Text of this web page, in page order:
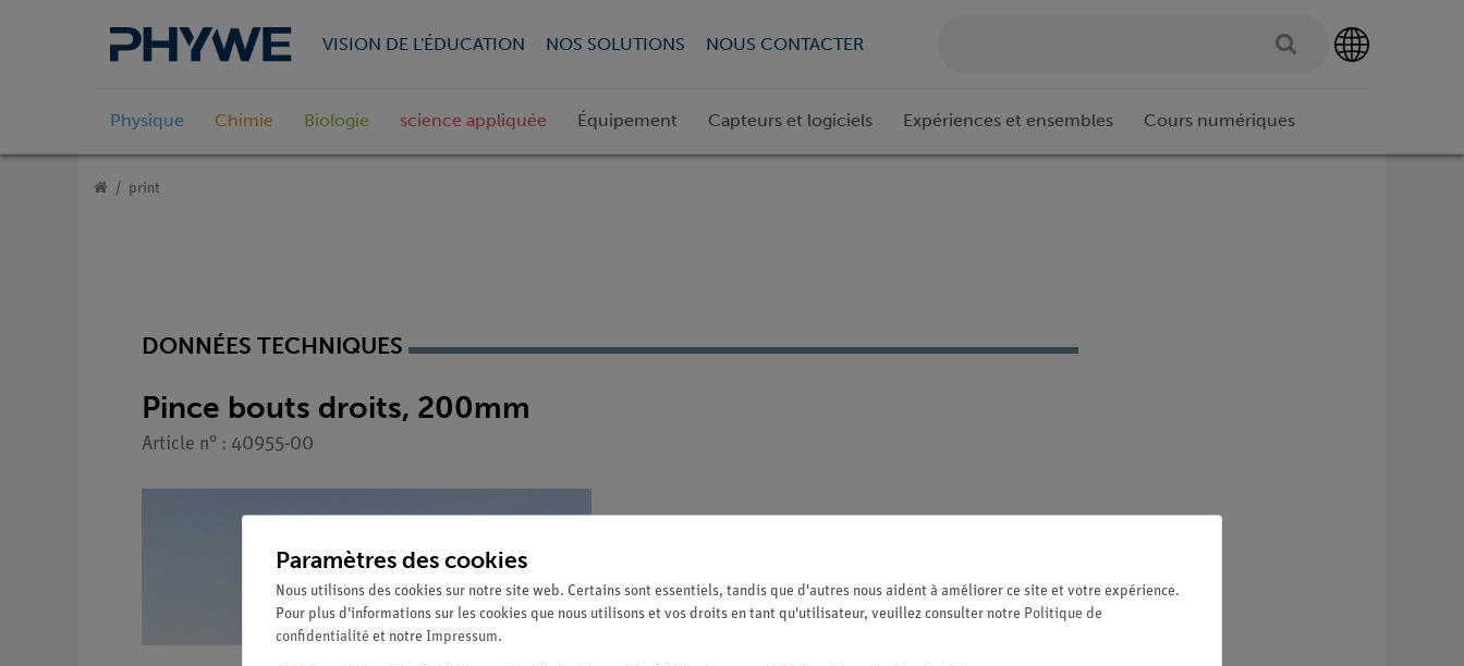
VISION DE L'ÉDUCATION NOS SOLUTIONS NOUS CONTACTER
Physique Chimie Biologie science appliquée Équipement Capteurs et logiciels Expériences et ensembles Cours numériques
print
DONNÉES TECHNIQUES
Pince bouts droits, 200mm
Article n° : 40955-00
Paramètres des cookies
Nous utilisons des cookies sur notre site web. Certains sont essentiels, tandis que d'autres nous aident à améliorer ce site et votre expérience.
Pour plus d'informations sur les cookies que nous utilisons et vos droits en tant qu'utilisateur, veuillez consulter notre Politique de
confidentialité et notre Impressum.